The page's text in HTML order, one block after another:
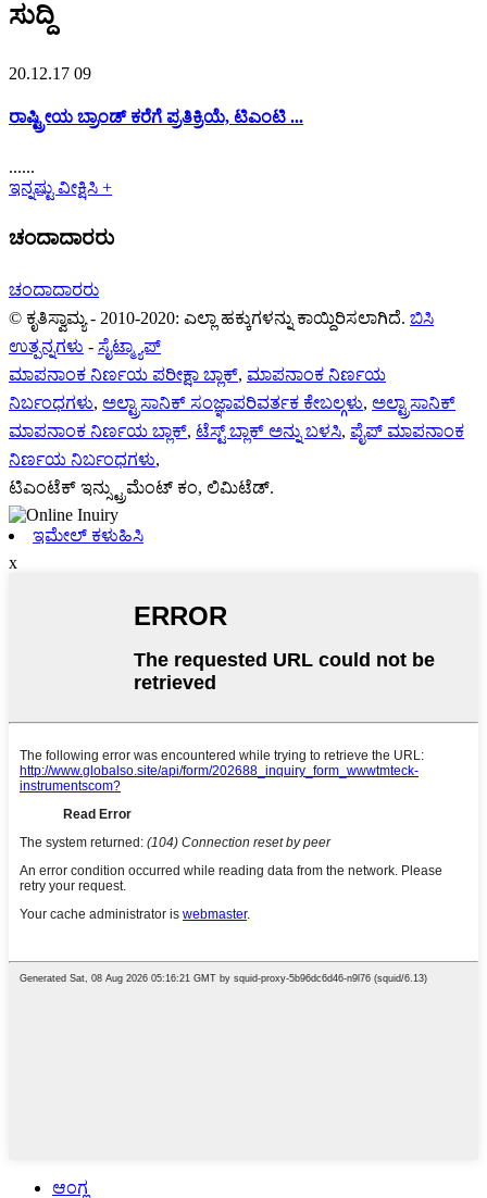
ಸುದ್ದಿ
20.12.17 09
ರಾಷ್ಟ್ರೀಯ ಬ್ರಾಂಡ್ ಕರೆಗೆ ಪ್ರತಿಕ್ರಿಯೆ, ಟಿಎಂಟಿ ...
......
ಇನ್ನಷ್ಟು ವೀಕ್ಷಿಸಿ +
ಚಂದಾದಾರರು
ಚಂದಾದಾರರು
© ಕೃತಿಸ್ವಾಮ್ಯ - 2010-2020: ಎಲ್ಲಾ ಹಕ್ಕುಗಳನ್ನು ಕಾಯ್ದಿರಿಸಲಾಗಿದೆ. ಬಿಸಿ
ಉತ್ಪನ್ನಗಳು - ಸೈಟ್ಮ್ಯಾಪ್
ಮಾಪನಾಂಕ ನಿರ್ಣಯ ಪರೀಕ್ಷಾ ಬ್ಲಾಕ್, ಮಾಪನಾಂಕ ನಿರ್ಣಯ
ನಿರ್ಬಂಧಗಳು, ಅಲ್ಟ್ರಾಸಾನಿಕ್ ಸಂಜ್ಞಾಪರಿವರ್ತಕ ಕೇಬಲ್ಗಳು, ಅಲ್ಟ್ರಾಸಾನಿಕ್
ಮಾಪನಾಂಕ ನಿರ್ಣಯ ಬ್ಲಾಕ್, ಟೆಸ್ಟ್ ಬ್ಲಾಕ್ ಅನ್ನು ಬಳಸಿ, ಪೈಪ್ ಮಾಪನಾಂಕ
ನಿರ್ಣಯ ನಿರ್ಬಂಧಗಳು,
ಟಿಎಂಟೆಕ್ ಇನ್ಸ್ಟ್ರುಮೆಂಟ್ ಕಂ, ಲಿಮಿಟೆಡ್.
ಇಮೇಲ್ ಕಳುಹಿಸಿ
x
ಆಂಗ್ಲ